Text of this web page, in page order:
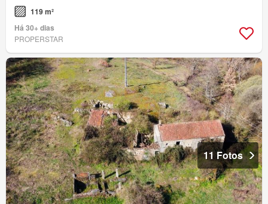
119 m²
Há 30+ dias
PROPERSTAR
11 Fotos